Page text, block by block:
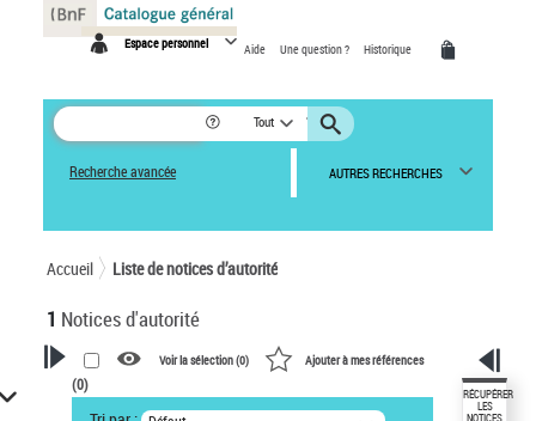
Espace personnel Aide Une question ? Historique
Tout
Recherche avancée AUTRES RECHERCHES
Accueil Liste de notices d’autorité
1 Notices d'autorité
VOTRE RECHERCHE
Voir la sélection (0) Ajouter à mes références
(0)
RÉCUPÉRER
LES
Panneau de gestion des cookies